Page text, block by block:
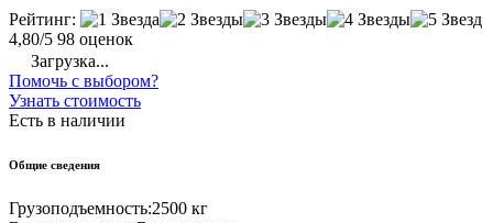
Рейтинг:
4,80/5 98 оценок
Загрузка...
Помочь с выбором?
Узнать стоимость
Есть в наличии
Общие сведения
Грузоподъемность:2500 кг